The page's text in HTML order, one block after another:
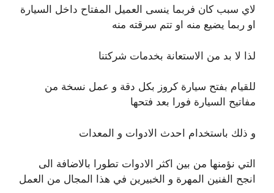
لاي سبب كان فربما ينسى العميل المفتاح داخل السيارة
او ربما يضيع منه او تتم سرقته منه
لذا لا بد من الاستعانة بخدمات شركتنا
للقيام بفتح سيارة كروز بكل دقة و عمل نسخة من
مفاتيح السيارة فورا بعد فتحها
و ذلك باستخدام احدث الادوات و المعدات
التي نؤمنها من بين اكثر الادوات تطورا بالاضافة الى
انجح الفنين المهرة و الخبيرين في هذا المجال من العمل